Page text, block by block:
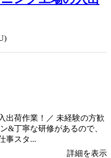
出荷作業！／ 未経験の方歓
&丁寧な研修があるので、
事スタ...
詳細を表示